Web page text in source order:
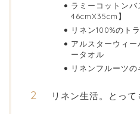
ラミーコットン
46cmX35cm】
リネン100%のト
アルスターウィー
ータオル
リネンフルーツ
リネン生活。とって